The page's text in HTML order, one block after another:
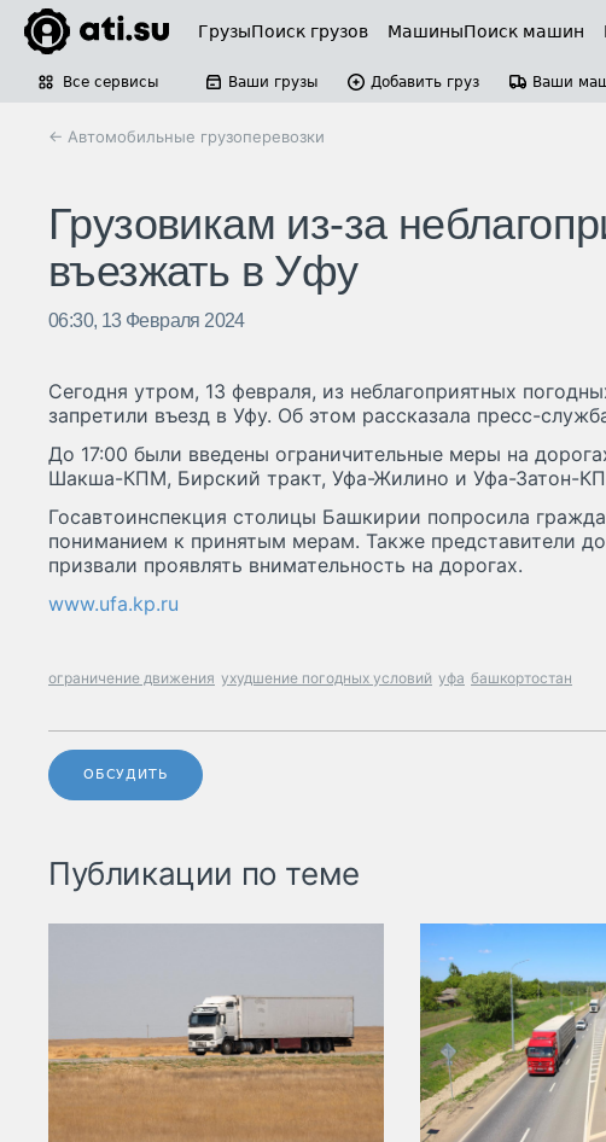
ГрузыПоиск грузов МашиныПоиск машин
Все сервисы Ваши грузы Добавить груз Ваши
← Автомобильные грузоперевозки
Грузовикам из-за
въезжать в Уфу
06:30, 13 Февраля 2024
Сегодня утром, 13 февраля, из неблагоприятных
запретили въезд в Уфу. Об этом рассказала пресс-
До 17:00 были введены ограничительные меры на
Шакша-КПМ, Бирский тракт, Уфа-Жилино и Уфа-Затон-
Госавтоинспекция столицы Башкирии попросила
пониманием к принятым мерам. Также представители
призвали проявлять внимательность на дорогах.
www.ufa.kp.ru
ограничение движения ухудшение погодных условий уфа башкортостан
ОБСУДИТЬ
Публикации по теме